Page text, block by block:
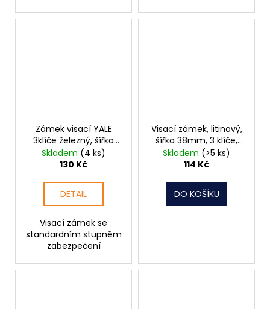
Zámek visací YALE
3klíče železný, šířka
63mm
Skladem (4 ks)
130 Kč
DETAIL
Visací zámek se
standardním stupněm
zabezpečení
Visací zámek, litinový,
šířka 38mm, 3 klíče,
modrý FAB 30H
Skladem (>5 ks)
114 Kč
DO KOŠÍKU